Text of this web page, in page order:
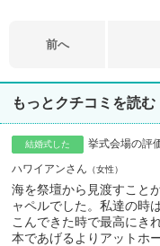
前へ
もっとクチコミを読む
結婚式した 挙式会場の評
ハワイアンさん 女性
海を祭壇から見渡すこと
ャペルでした。私達の時
こんできた時で最高にき
本であげるよりアットホ